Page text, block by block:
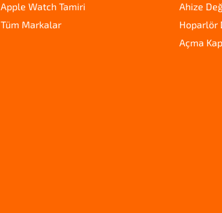
Apple Watch Tamiri
Tüm Markalar
Ahize
Hoparlör
Açma